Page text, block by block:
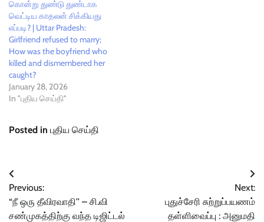
கொன்று துண்டு துண்டாக
வெட்டிய காதலன் சிக்கியது
எப்படி? | Uttar Pradesh:
Girlfriend refused to marry;
How was the boyfriend who
killed and dismembered her
caught?
January 28, 2026
In "புதிய செய்தி"
Posted in புதிய செய்தி
Post
navigation
Previous:
“நீ ஒரு தீவிரவாதி'' – சி.வி
சண்முகத்திற்கு வந்த டிஜிட்டல்
Next:
புதுச்சேரி சுற்றுப்பயணம்
தள்ளிவைப்பு : அனுமதி